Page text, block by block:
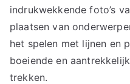
indrukwekkende foto’s
plaatsen van
het spelen met lijnen en
boeiende en
trekken.